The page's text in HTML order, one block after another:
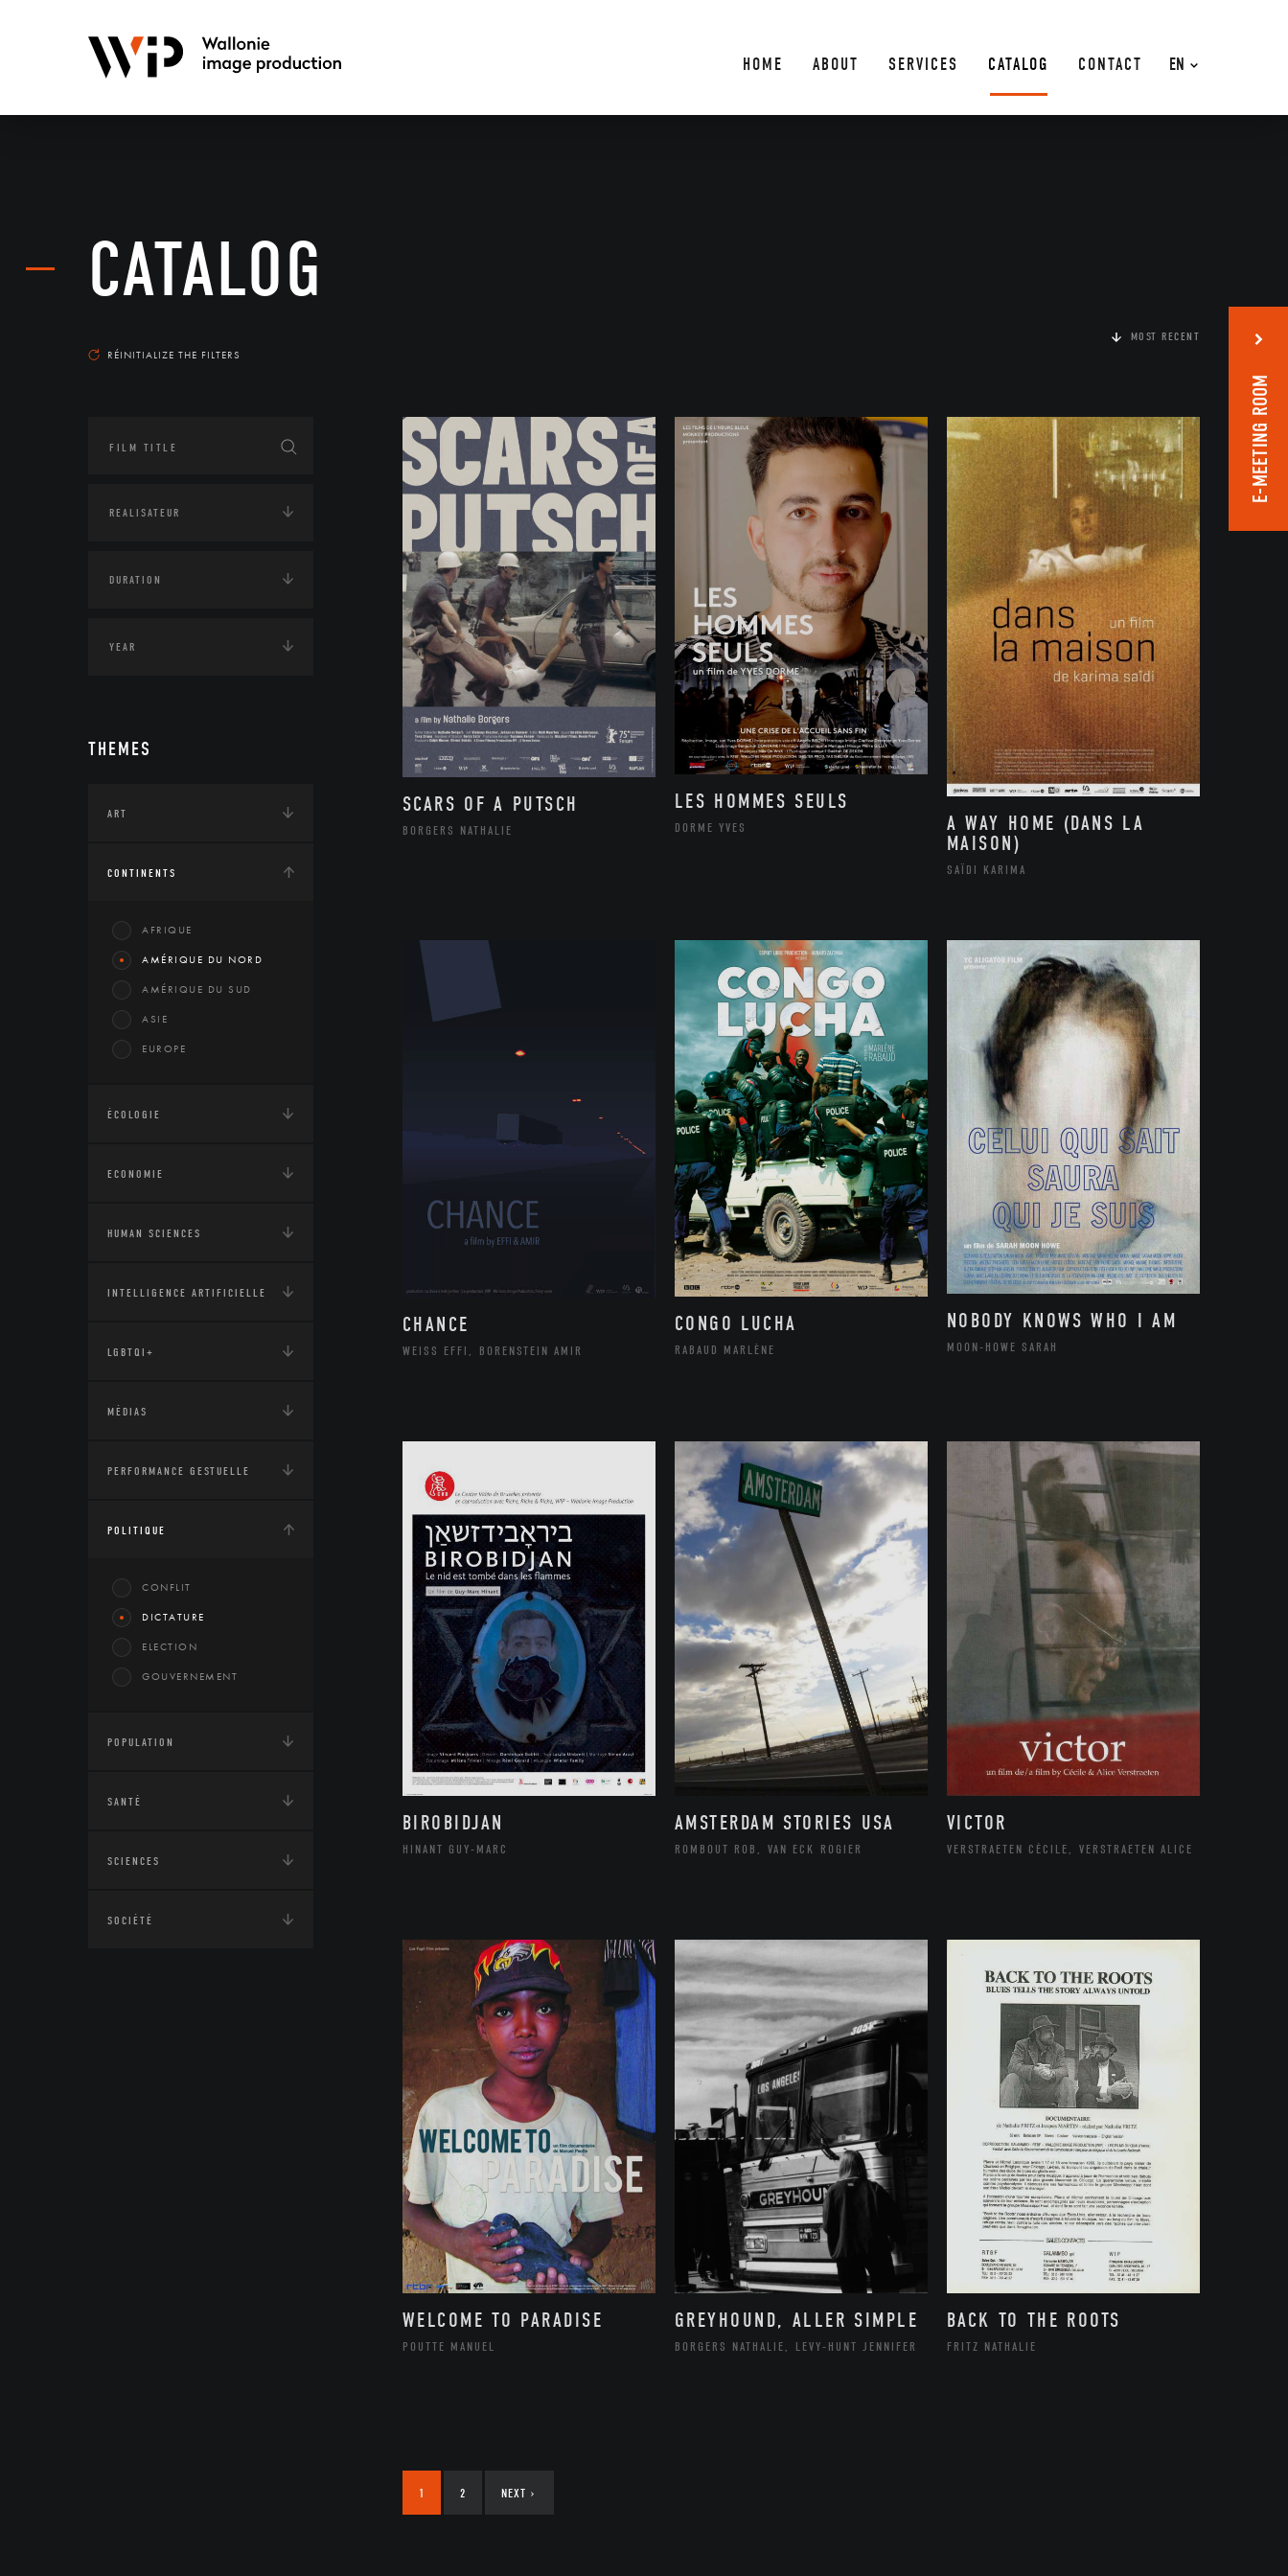
EN
HOME ABOUT SERVICES CATALOG CONTACT
CATALOG
RÉINITIALIZE THE FILTERS
THEMES
ART
CONTINENTS
AFRIQUE
AMÉRIQUE DU NORD
AMÉRIQUE DU SUD
ASIE
EUROPE
ÉCOLOGIE
ECONOMIE
HUMAN SCIENCES
INTELLIGENCE ARTIFICIELLE
LGBTQI+
MÉDIAS
PERFORMANCE GESTUELLE
POLITIQUE
CONFLIT
DICTATURE
ELECTION
GOUVERNEMENT
POPULATION
SANTÉ
SCIENCES
SOCIÉTÉ
MOST RECENT
SCARS OF A PUTSCH
BORGERS NATHALIE
LES HOMMES SEULS
DORME YVES
A WAY HOME (DANS LA
MAISON)
SAÏDI KARIMA
CHANCE
WEISS EFFI, BORENSTEIN AMIR
CONGO LUCHA
RABAUD MARLÈNE
NOBODY KNOWS WHO I AM
MOON-HOWE SARAH
BIROBIDJAN
HINANT GUY-MARC
AMSTERDAM STORIES USA
ROMBOUT ROB, VAN ECK ROGIER
VICTOR
VERSTRAETEN CÉCILE, VERSTRAETEN ALICE
WELCOME TO PARADISE
POUTTE MANUEL
GREYHOUND, ALLER SIMPLE
BORGERS NATHALIE, LEVY-HUNT JENNIFER
BACK TO THE ROOTS
FRITZ NATHALIE
1 2 NEXT ›
E-MEETING ROOM